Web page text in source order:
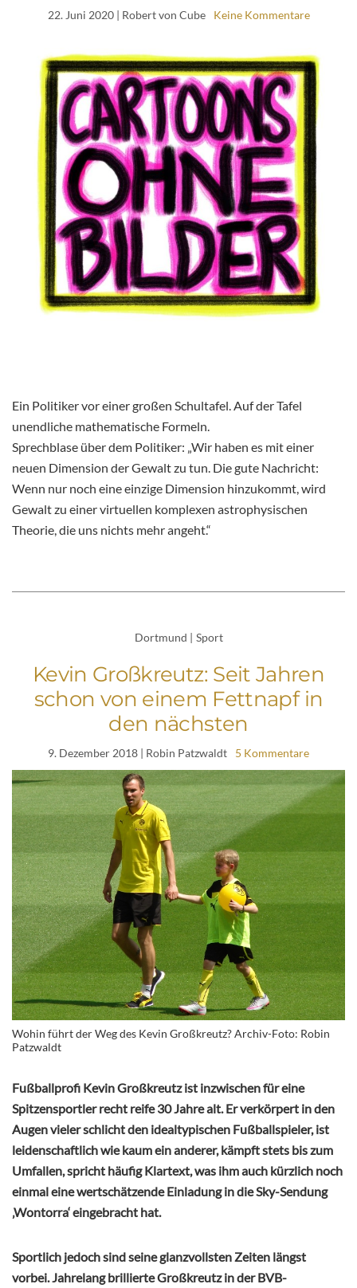
22. Juni 2020| Robert von Cube Keine Kommentare
Ein Politiker vor einer großen Schultafel. Auf der Tafel
unendliche mathematische Formeln.
Sprechblase über dem Politiker: „Wir haben es mit einer
neuen Dimension der Gewalt zu tun. Die gute Nachricht:
Wenn nur noch eine einzige Dimension hinzukommt, wird
Gewalt zu einer virtuellen komplexen astrophysischen
Theorie, die uns nichts mehr angeht.“
Dortmund | Sport
Kevin Großkreutz: Seit Jahren
schon von einem Fettnapf in
den nächsten
9. Dezember 2018 | Robin Patzwaldt 5 Kommentare
Wohin führt der Weg des Kevin Großkreutz? Archiv-Foto: Robin
Patzwaldt
Fußballprofi Kevin Großkreutz ist inzwischen für eine
Spitzensportler recht reife 30 Jahre alt. Er verkörpert in den
Augen vieler schlicht den idealtypischen Fußballspieler, ist
leidenschaftlich wie kaum ein anderer, kämpft stets bis zum
Umfallen, spricht häufig Klartext, was ihm auch kürzlich noch
einmal eine wertschätzende Einladung in die Sky-Sendung
‚Wontorra‘ eingebracht hat.
Sportlich jedoch sind seine glanzvollsten Zeiten längst
vorbei. Jahrelang brillierte Großkreutz in der BVB-